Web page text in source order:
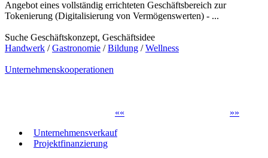
Angebot eines vollständig errichteten Geschäftsbereich zur
Tokenierung (Digitalisierung von Vermögenswerten) - ...
Suche Geschäftskonzept, Geschäftsidee
Handwerk /Gastronomie /Bildung /Wellness
Unternehmenskooperationen
»»
««
Unternehmensverkauf
Projektfinanzierung